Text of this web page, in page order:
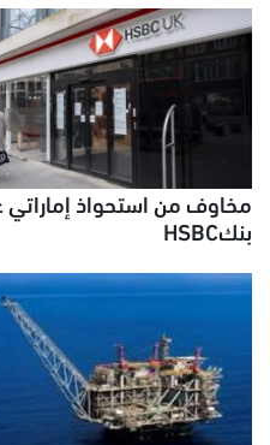
مخاوف من استحواذ
بنكHSBC